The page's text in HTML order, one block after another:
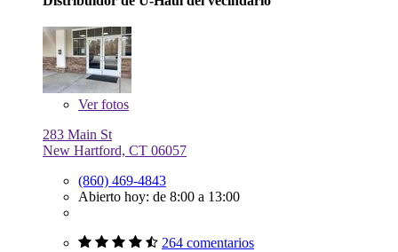
Verfotos
283 Main St
New Hartford, CT 06057
(860) 469-4843
Abierto hoy: de 8:00 a 13:00
264 comentarios